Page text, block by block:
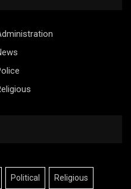
Political Religious